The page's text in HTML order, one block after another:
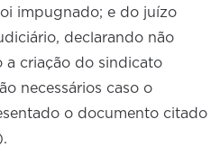
impugnado; e do juízo
declarando não
a criação do sindicato
necessários caso o
o documento citado